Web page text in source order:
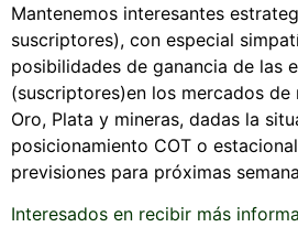
Mantenemos interesantes
suscriptores), con especial
posibilidades de ganancia de las
(suscriptores)en los mercados de
Oro, Plata y mineras, dadas la
posicionamiento COT o
previsiones para próximas
Interesados en recibir más